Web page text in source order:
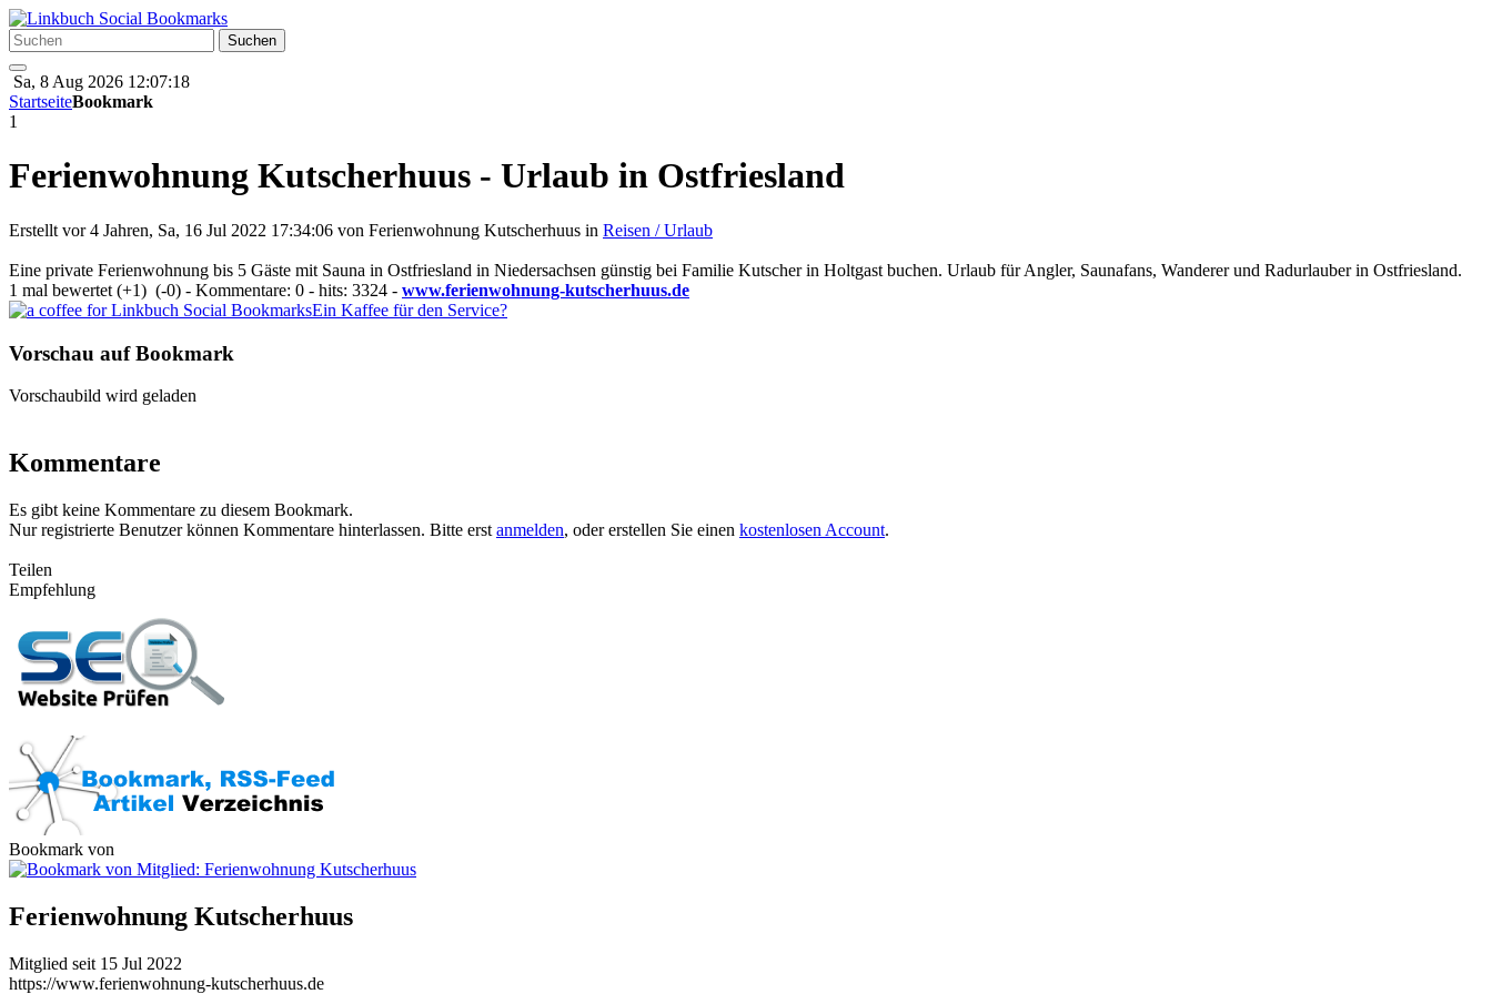
Sa, 8 Aug 2026 12:07:18
StartseiteBookmark
1
Ferienwohnung Kutscherhuus - Urlaub in Ostfriesland
Erstellt vor 4 Jahren, Sa, 16 Jul 2022 17:34:06 von Ferienwohnung Kutscherhuus in Reisen / Urlaub
Eine private Ferienwohnung bis 5 Gäste mit Sauna in Ostfriesland in Niedersachsen günstig bei Familie Kutscher in Holtgast buchen. Urlaub für Angler, Saunafans, Wanderer und Radurlauber in Ostfriesland.
1 mal bewertet (+1) (-0) - Kommentare: 0 - hits: 3324 - www.ferienwohnung-kutscherhuus.de
Ein Kaffee für den Service?
Vorschau auf Bookmark
Vorschaubild wird geladen
Kommentare
Es gibt keine Kommentare zu diesem Bookmark.
Nur registrierte Benutzer können Kommentare hinterlassen. Bitte erst anmelden, oder erstellen Sie einen kostenlosen Account.
Teilen
Empfehlung
Bookmark von
Ferienwohnung Kutscherhuus
Mitglied seit 15 Jul 2022
https://www.ferienwohnung-kutscherhuus.de